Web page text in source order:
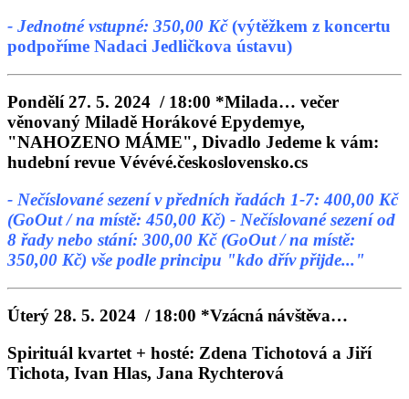
- Jednotné vstupné: 350,00 Kč(výtěžkem z koncertu
podpoříme Nadaci Jedličkova ústavu)
Pondělí 27. 5. 2024 / 18:00 *Milada… večer
věnovaný Miladě Horákové Epydemye,
"NAHOZENO MÁME", Divadlo Jedeme k vám:
hudební revue Vévévé.československo.cs
- Nečíslované sezení v předních řadách 1-7: 400,00 Kč
(GoOut / na místě: 450,00 Kč) - Nečíslované sezení od
8 řady nebo stání: 300,00 Kč (GoOut / na místě:
350,00 Kč) vše podle principu "kdo dřív přijde..."
Úterý 28. 5. 2024 / 18:00 *Vzácná návštěva…
Spirituál kvartet + hosté: Zdena Tichotová a Jiří
Tichota, Ivan Hlas, Jana Rychterová